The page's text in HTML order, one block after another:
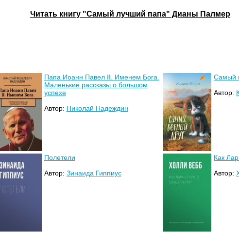
Читать книгу "Самый лучший папа" Дианы Палмер
Папа Иоанн Павел II. Именем Бога.
Маленькие рассказы о большом
успехе
Автор: Николай Надеждин
Самый
Автор:
Полетели
Автор: Зинаида Гиппиус
Как
Автор: